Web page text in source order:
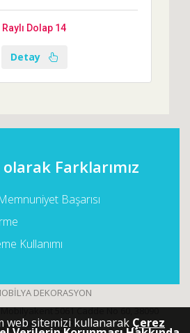
web sitemizi kullanarak Çerez
Raylı Dolap 14
Detay
Farklarımız
Başarısı
Kullanımı
DEKORASYON
5061 Cadde No 60, 38090
- KAYSERİ